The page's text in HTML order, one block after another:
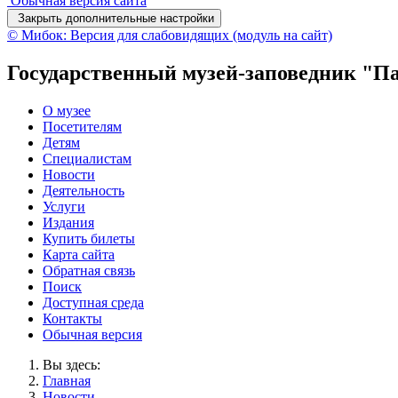
Закрыть дополнительные настройки
© Мибок: Версия для слабовидящих (модуль на сайт)
Государственный музей-заповедник
О музее
Посетителям
Детям
Специалистам
Новости
Деятельность
Услуги
Издания
Купить билеты
Карта сайта
Обратная связь
Поиск
Доступная среда
Контакты
Обычная версия
Вы здесь:
Главная